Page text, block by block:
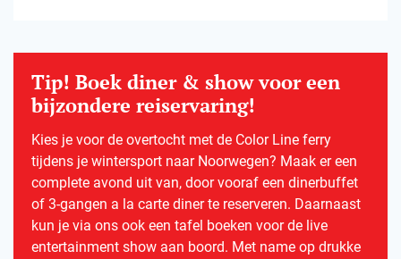
Tip! Boek diner & show voor een
bijzondere reiservaring!
Kies je voor de overtocht met de Color Line ferry
tijdens je wintersport naar Noorwegen? Maak er een
complete avond uit van, door vooraf een dinerbuffet
of 3-gangen a la carte diner te reserveren. Daarnaast
kun je via ons ook een tafel boeken voor de live
entertainment show aan boord. Met name op drukke